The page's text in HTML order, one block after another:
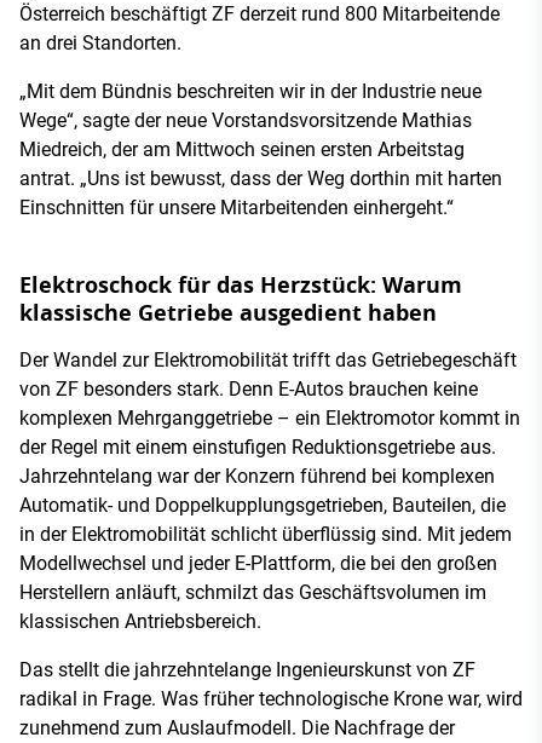
Österreich beschäftigt ZF derzeit rund 800 Mitarbeitende
an drei Standorten.
„Mit dem Bündnis beschreiten wir in der Industrie neue
Wege“, sagte der neue Vorstandsvorsitzende Mathias
Miedreich, der am Mittwoch seinen ersten Arbeitstag
antrat. „Uns ist bewusst, dass der Weg dorthin mit harten
Einschnitten für unsere Mitarbeitenden einhergeht.“
Elektroschock für das Herzstück: Warum
klassische Getriebe ausgedient haben
Der Wandel zur Elektromobilität trifft das Getriebegeschäft
von ZF besonders stark. Denn E-Autos brauchen keine
komplexen Mehrganggetriebe – ein Elektromotor kommt in
der Regel mit einem einstufigen Reduktionsgetriebe aus.
Jahrzehntelang war der Konzern führend bei komplexen
Automatik- und Doppelkupplungsgetrieben, Bauteilen, die
in der Elektromobilität schlicht überflüssig sind. Mit jedem
Modellwechsel und jeder E-Plattform, die bei den großen
Herstellern anläuft, schmilzt das Geschäftsvolumen im
klassischen Antriebsbereich.
Das stellt die jahrzehntelange Ingenieurskunst von ZF
radikal in Frage. Was früher technologische Krone war, wird
zunehmend zum Auslaufmodell. Die Nachfrage der